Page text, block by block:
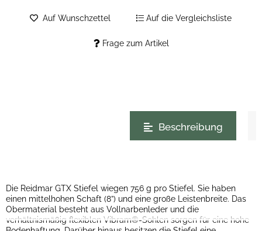
Frage zum Artikel
Auf Wunschzettel Auf die Vergleichsliste
Beschreibung
Die Reidmar GTX Stiefel wiegen 756 g pro Stiefel. Sie haben
einen mittelhohen Schaft (8”) und eine große Leistenbreite. Das
Obermaterial besteht aus Vollnarbenleder und die
verhältnismäßig flexiblen Vibram®-Sohlen sorgen für eine hohe